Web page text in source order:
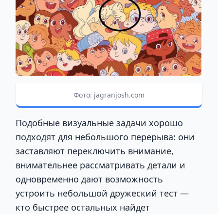
Фото: jagranjosh.com
Подобные визуальные задачи хорошо
подходят для небольшого перерыва: они
заставляют переключить внимание,
внимательнее рассматривать детали и
одновременно дают возможность
устроить небольшой дружеский тест —
кто быстрее остальных найдет